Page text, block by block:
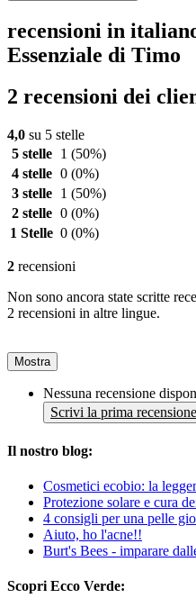
recensioni in
Essenziale di Timo
2 recensioni dei
4,0 su 5 stelle
5 stelle
1 (50%)
4 stelle 0 (0%)
3 stelle
1 (50%)
2 stelle 0 (0%)
1 Stelle 0 (0%)
2 recensioni
Non sono ancora state scritte
2 recensioni in altre lingue.
Mostra
Nessuna recensione
Scrivi la prima
Il nostro blog:
Cosmetici ecobio: la
Protezione solare e cura
4 consigli per una pelle
Aiuto, ho l'acne!!
Burt's Bees - imparare
Scopri Ecco Verde: